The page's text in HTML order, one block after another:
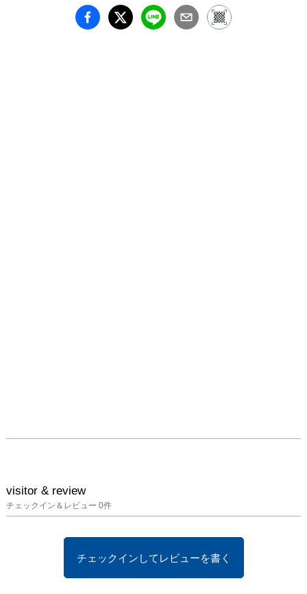
visitor & review
チェックイン＆レビュー 0件
チェックインしてレビューを書く